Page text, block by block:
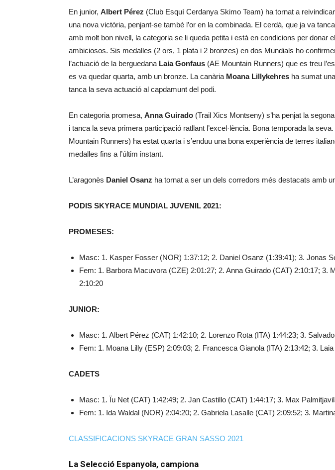
En junior, Albert Pérez (Club Esquí Cerdanya Skimo Team) ha tornat a
una nova victòria, penjant-se també l’or en la combinada. El cerdà, que ja va
amb molt bon nivell, la categoria se li queda petita i està en condicions per donar
ambiciosos. Sis medalles (2 ors, 1 plata i 2 bronzes) en dos Mundials ho
l’actuació de la berguedana Laia Gonfaus (AE Mountain Runners) que es treu
es va quedar quarta, amb un bronze. La canària Moana Lillykehres ha sumat
tanca la seva actuació al capdamunt del podi.
En categoria promesa, Anna Guirado (Trail Xics Montseny) s’ha penjat la
i tanca la seva primera participació ratllant l’excel·lència. Bona temporada la seva.
Mountain Runners) ha estat quarta i s’enduu una bona experiència de terres
medalles fins a l’últim instant.
L’aragonès Daniel Osanz ha tornat a ser un dels corredors més destacats amb
PODIS SKYRACE MUNDIAL JUVENIL 2021:
PROMESES:
Masc: 1. Kasper Fosser (NOR) 1:37:12; 2. Daniel Osanz (1:39:41); 3. Jonas
Fem: 1. Barbora Macuvora (CZE) 2:01:27; 2. Anna Guirado (CAT) 2:10:17; 3.
2:10:20
JUNIOR:
Masc: 1. Albert Pérez (CAT) 1:42:10; 2. Lorenzo Rota (ITA) 1:44:23; 3.
Fem: 1. Moana Lilly (ESP) 2:09:03; 2. Francesca Gianola (ITA) 2:13:42; 3.
CADETS
Masc: 1. Ïu Net (CAT) 1:42:49; 2. Jan Castillo (CAT) 1:44:17; 3. Max
Fem: 1. Ida Waldal (NOR) 2:04:20; 2. Gabriela Lasalle (CAT) 2:09:52; 3.
CLASSIFICACIONS SKYRACE GRAN SASSO 2021
La Selecció Espanyola, campiona